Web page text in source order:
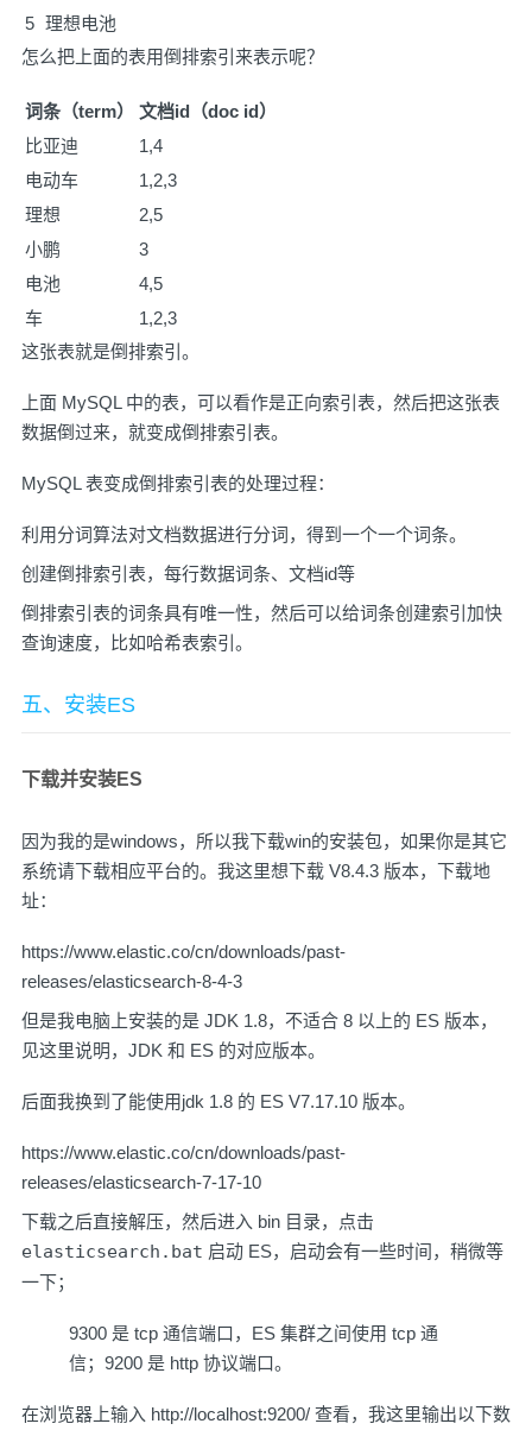
5 理想电池
怎么把上面的表用倒排索引来表示呢？
词条（term）
文档id（doc id）
比亚迪
1,4
电动车
1,2,3
理想
2,5
小鹏
3
电池
4,5
车
1,2,3
这张表就是倒排索引。
上面 MySQL 中的表，可以看作是正向索引表，然后把这张表
数据倒过来，就变成倒排索引表。
MySQL 表变成倒排索引表的处理过程：
利用分词算法对文档数据进行分词，得到一个一个词条。
创建倒排索引表，每行数据词条、文档id等
倒排索引表的词条具有唯一性，然后可以给词条创建索引加快
查询速度，比如哈希表索引。
五、安装ES
下载并安装ES
因为我的是windows，所以我下载win的安装包，如果你是其它
系统请下载相应平台的。我这里想下载 V8.4.3 版本，下载地
址：
https://www.elastic.co/cn/downloads/past-
releases/elasticsearch-8-4-3
但是我电脑上安装的是 JDK 1.8，不适合 8 以上的 ES 版本，
见这里说明， JDK 和 ES 的对应版本。
后面我换到了能使用jdk 1.8 的 ES V7.17.10 版本。
https://www.elastic.co/cn/downloads/past-
releases/elasticsearch-7-17-10
下载之后直接解压，然后进入 bin 目录，点击
elasticsearch.bat 启动 ES，启动会有一些时间，稍微等
一下；
9300 是 tcp 通信端口，ES 集群之间使用 tcp 通
信；9200 是 http 协议端口。
在浏览器上输入 http://localhost:9200/ 查看，我这里输出以下数